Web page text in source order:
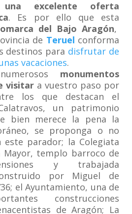
excelente oferta
. Es por ello que esta
del Bajo Aragón,
de Teruel conforma
destinos para disfrutar de
vacaciones.
monumentos
visitara vuestro paso por
los que destacan el
un patrimonio
bien merece la pena la
se proponga o no
este parador; la Colegiata
Mayor, templo barroco de
y trabajada
por Miguel de
el Ayuntamiento, una de
construcciones
de Aragón; La